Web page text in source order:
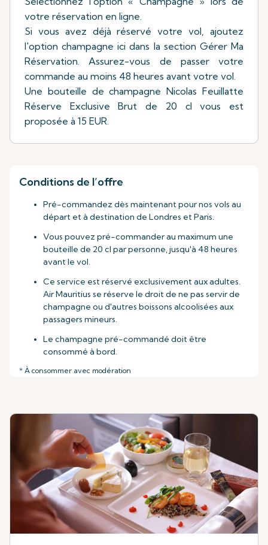
votre réservation en ligne.
Si vous avez déjà réservé votre vol, ajoutez
l'option champagne ici dans la section Gérer Ma
Réservation. Assurez-vous de passer votre
commande au moins 48 heures avant votre vol.
Une bouteille de champagne Nicolas Feuillatte
Réserve Exclusive Brut de 20 cl vous est
proposée à 15 EUR.
Conditions de l’offre
Pré-commandez dès maintenant pour nos vols au
départ et à destination de Londres et Paris.
Vous pouvez pré-commander au maximum une
bouteille de 20 cl par personne, jusqu'à 48 heures
avant le vol.
Ce service est réservé exclusivement aux adultes.
Air Mauritius se réserve le droit de ne pas servir de
champagne ou d'autres boissons alcoolisées aux
passagers mineurs.
Le champagne pré-commandé doit être
consommé à bord.
* À consommer avec modération